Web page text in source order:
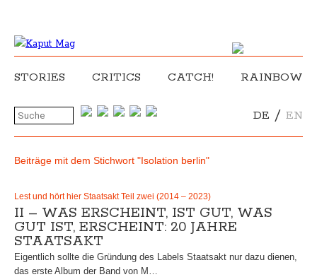
STORIES CRITICS CATCH! RAINBOW
DE / EN
Beiträge mit dem Stichwort "Isolation berlin"
Lest und hört hier Staatsakt Teil zwei (2014 – 2023)
II – WAS ERSCHEINT, IST GUT, WAS
GUT IST, ERSCHEINT: 20 JAHRE
STAATSAKT
Eigentlich sollte die Gründung des Labels Staatsakt nur dazu dienen,
das erste Album der Band von M…